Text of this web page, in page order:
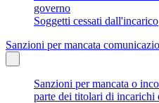
governo
Soggetti cessati dall'incarico
Sanzioni per mancata
Sanzioni per mancata o
parte dei titolari di incarichi